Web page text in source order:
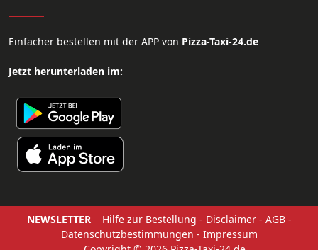
Einfacher bestellen mit der APP von Pizza-Taxi-24.de
Jetzt herunterladen im:
NEWSLETTER Hilfe zur Bestellung - Disclaimer- AGB-
Datenschutzbestimmungen - Impressum